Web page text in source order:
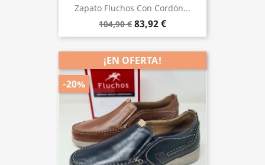
Zapato Fluchos Con Cordón...
104,90 € 83,92 €
¡EN OFERTA!
-20%